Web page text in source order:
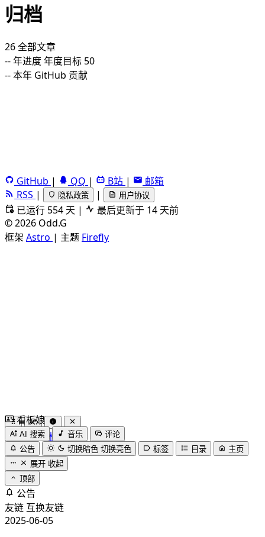
归档
26全部文章
--年进度年度目标 50
--本年 GitHub 贡献
GitHub | QQ | B站 |
邮箱
RSS | 隐私政策 | 用户协议
已运行 554 天 |
最后更新于 14 天前
©2026 Odd.G
框架 Astro | 主题 Firefly
by 木果阿木果
看板娘
AI 搜索 音乐
评论
公告
切换暗色 切换亮色 标签 目录
主页
展开 收起
顶部
公告
友链 互换友链
2025-06-05